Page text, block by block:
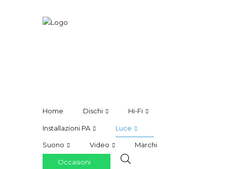
Home Dischi Hi-Fi
Installazioni PA Luce
Suono Video Marchi
Occasioni